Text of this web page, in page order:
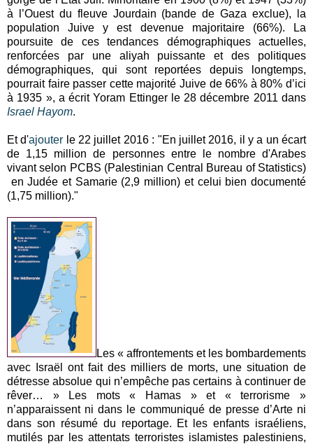
à l’Ouest du fleuve Jourdain (bande de Gaza exclue), la
population Juive y est devenue majoritaire (66%). La
poursuite de ces tendances démographiques actuelles,
renforcées par une aliyah puissante et des politiques
démographiques, qui sont reportées depuis longtemps,
pourrait faire passer cette majorité Juive de 66% à 80% d’ici
à 1935 », a écrit Yoram Ettinger le 28 décembre 2011 dans
Israel Hayom.
Et d'ajouter le 22 juillet 2016 : "En juillet 2016, il y a un écart
de 1,15 million de personnes entre le nombre d'Arabes
vivant selon PCBS (Palestinian Central Bureau of Statistics)
en Judée et Samarie (2,9 million) et celui bien documenté
(1,75 million)."
Les « affrontements et les bombardements
avec Israël ont fait des milliers de morts, une situation de
détresse absolue qui n’empêche pas certains à continuer de
rêver… » Les mots « Hamas » et « terrorisme »
n’apparaissent ni dans le communiqué de presse d’Arte ni
dans son résumé du reportage. Et les enfants israéliens,
mutilés par les attentats terroristes islamistes palestiniens,